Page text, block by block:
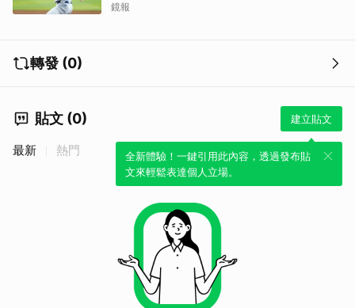
鏡報
轉發 (0)
貼文 (0) 建立貼文
全新體驗！一鍵引用此內容，透過發布貼
文來輕鬆表達個人立場。
最新 熱門